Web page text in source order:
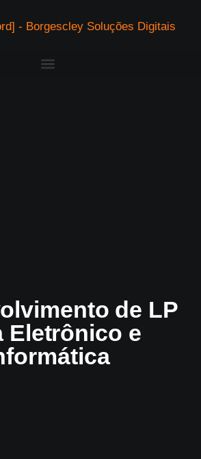
de LP
Eletrônico e